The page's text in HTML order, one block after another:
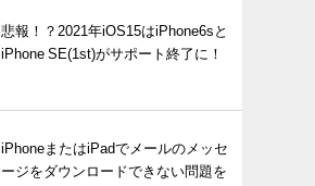
悲報！？2021年iOS15はiPhone6sと
iPhone SE(1st)がサポート終了に！
iPhoneまたはiPadでメールのメッセ
ージをダウンロードできない問題を